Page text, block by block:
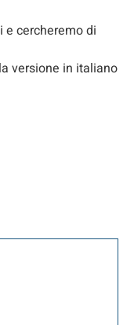
cercheremo di
versione in italiano